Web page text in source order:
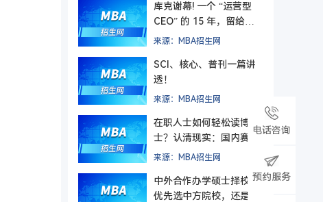
库克谢幕! 一个 “运营型
CEO” 的 15 年，留给管
理者的最后一课
来源：MBA招生网
SCI、核心、普刊一篇讲
透！
来源：MBA招生网
在职人士如何轻松读博
士？认清现实：国内赛道
难在入学，更难毕业
来源：MBA招生网
中外合作办学硕士择校，
优先选中方院校，还是外
电话咨询
预约服务